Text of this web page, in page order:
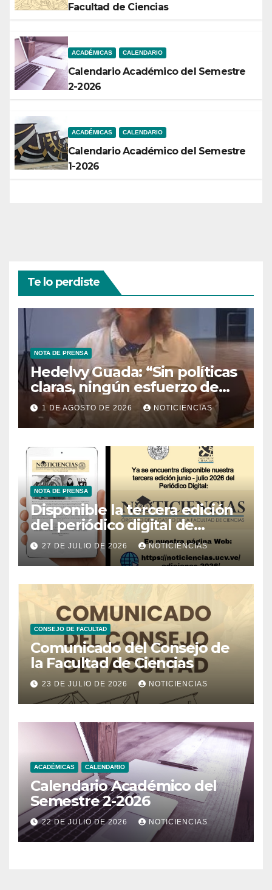
Facultad de Ciencias
ACADÉMICAS CALENDARIO
Calendario Académico del Semestre
2-2026
ACADÉMICAS CALENDARIO
Calendario Académico del Semestre
1-2026
Te lo perdiste
NOTA DE PRENSA
Hedelvy Guada: “Sin políticas
claras, ningún esfuerzo de
conservación rendirá frutos”
1 DE AGOSTO DE 2026 NOTICIENCIAS
NOTA DE PRENSA
Disponible la tercera edición
del periódico digital de
Noticiencias 2026
27 DE JULIO DE 2026 NOTICIENCIAS
CONSEJO DE FACULTAD
Comunicado del Consejo de
la Facultad de Ciencias
23 DE JULIO DE 2026 NOTICIENCIAS
ACADÉMICAS CALENDARIO
Calendario Académico del
Semestre 2-2026
22 DE JULIO DE 2026 NOTICIENCIAS